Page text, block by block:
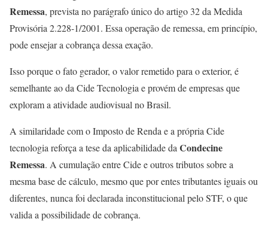
Remessa, prevista no parágrafo único do artigo 32 da Medida
Provisória 2.228-1/2001. Essa operação de remessa, em princípio,
pode ensejar a cobrança dessa exação.
Isso porque o fato gerador, o valor remetido para o exterior, é
semelhante ao da Cide Tecnologia e provém de empresas que
exploram a atividade audiovisual no Brasil.
A similaridade com o Imposto de Renda e a própria Cide
tecnologia reforça a tese da aplicabilidade da Condecine
Remessa. A cumulação entre Cide e outros tributos sobre a
mesma base de cálculo, mesmo que por entes tributantes iguais ou
diferentes, nunca foi declarada inconstitucional pelo STF, o que
valida a possibilidade de cobrança.